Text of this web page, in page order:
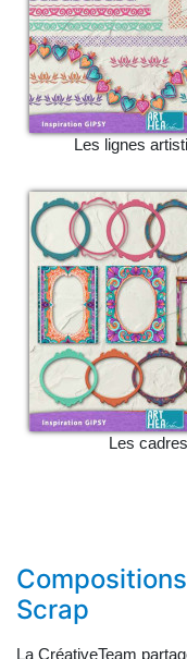
Les lignes
Les cadres
Scrap
La CréativeTeam